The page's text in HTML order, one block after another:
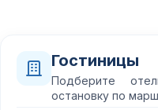
Гостиницы
Подберите
остановку по